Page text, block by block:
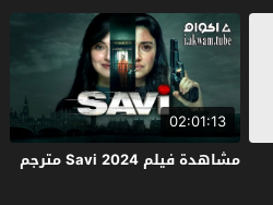
02:01:13
مشاهدة فيلم Savi 2024 مترجم